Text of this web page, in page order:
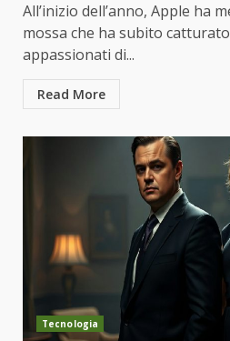
All’inizio dell’anno, Apple ha
mossa che ha subito
appassionati di...
Read More
Tecnologia